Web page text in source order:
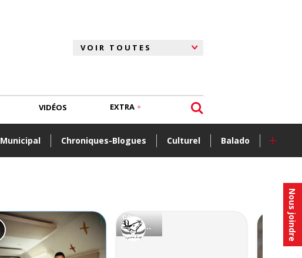
Nous joindre
Municipal Chroniques-Blogues Culturel Balado +
VIDÉOS EXTRA